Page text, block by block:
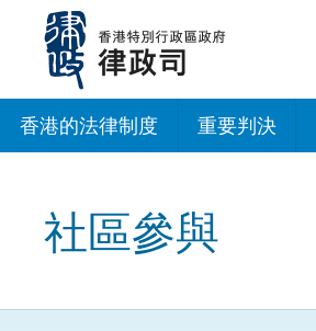
內
香港的法律制度 重要判決
社區參與